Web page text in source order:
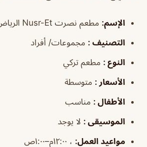
الإسم: مطعم نصرت Nusr-Et الرياض
التصنيف : مجموعات/ أفراد
النوع : مطعم تركي
الأسعار : متوسطة
الأطفال : مناسب
الموسيقى : لا يوجد
مواعيد العمل: ، ١٢:٠٠م–١:٠٠ص